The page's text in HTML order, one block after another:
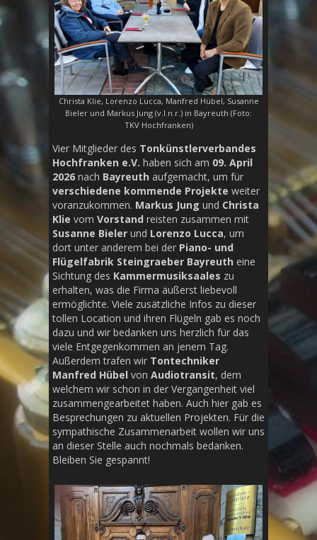
Christa Klie, Lorenzo Lucca, Manfred Hübel, Susanne
Bieler und Markus Jung (v.l.n.r.) in Bayreuth (Foto:
TKV Hochfranken)
Vier Mitglieder des Tonkünstlerverbandes
Hochfranken e.V. haben sich am 09. April
2026 nach Bayreuth aufgemacht, um für
verschiedene kommende Projekte weiter
voranzukommen. Markus Jung und Christa
Klie vom Vorstand reisten zusammen mit
Susanne Bieler und Lorenzo Lucca, um
dort unter anderem bei der Piano- und
Flügelfabrik Steingraeber Bayreuth eine
Sichtung des Kammermusiksaales zu
erhalten, was die Firma äußerst liebevoll
ermöglichte. Viele zusätzliche Infos zu dieser
tollen Location und ihren Flügeln gab es noch
dazu und wir bedanken uns herzlich für das
viele Entgegenkommen an jenem Tag.
Außerdem trafen wir Tontechniker
Manfred Hübel von Audiotransit, dem
welchem wir schon in der Vergangenheit viel
zusammengearbeitet haben. Auch hier gab es
Besprechungen zu aktuellen Projekten. Für die
sympathische Zusammenarbeit wollen wir uns
an dieser Stelle auch nochmals bedanken.
Bleiben Sie gespannt!